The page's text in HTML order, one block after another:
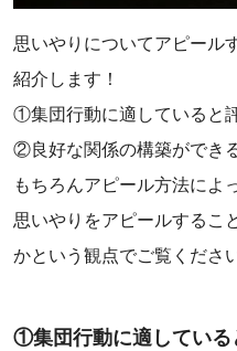
思いやりについてアピール
紹介します！
①集団行動に適していると
②良好な関係の構築ができ
もちろんアピール方法によ
思いやりをアピールするこ
かという観点でご覧くださ
①集団行動に適している